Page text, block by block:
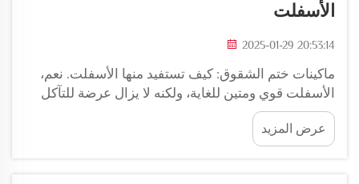
الأسفلت
2025-01-29 20:53:14
ماكينات ختم الشقوق: كيف تستفيد منها الأسفلت. نعم،
الأسفلت قوي ومتين للغاية، ولكنه لا يزال عرضة للتآكل
على المدى الطويل. يمكن أن يحدث هذا إذا تعرض
للعناصر مثل الشمس الحارقة والمياه. وهذا يعني أنه
عندما يتسلل الماء...
عرض المزيد